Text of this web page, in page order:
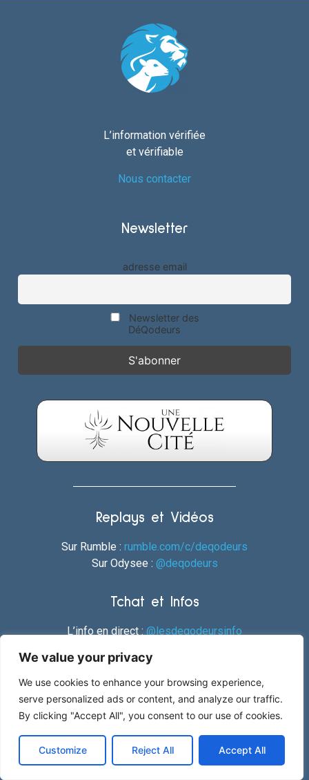
We value your privacy
We use cookies to enhance your browsing experience,
serve personalized ads or content, and analyze our traffic.
By clicking "Accept All", you consent to our use of cookies.
Customize Reject All Accept All
L’information vérifiée
et vérifiable
Nous contacter
Newsletter
adresse email
Newsletter des
DéQodeurs
Replays et Vidéos
Sur Rumble : rumble.com/c/deqodeurs
Sur Odysee : @deqodeurs
Tchat et Infos
L’info en direct : @lesdeqodeursinfo
Réseaux sociaux
Twitter :@les_deqodeurs
GAB :@lesdeqodeurs
Musique